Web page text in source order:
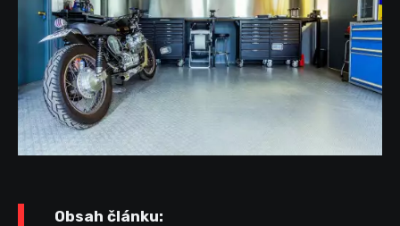
Obsah článku: